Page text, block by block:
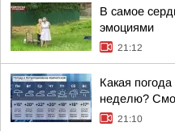
В самое
эмоциями
21:12
Какая
неделю?
21:10